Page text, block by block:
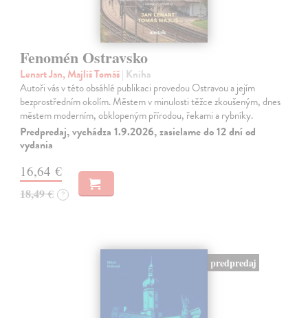
Fenomén Ostravsko
Lenart Jan, Majliš Tomáš| Kniha
Autoři vás v této obsáhlé publikaci provedou Ostravou a jejím
bezprostředním okolím. Městem v minulosti těžce zkoušeným, dnes
městem moderním, obklopeným přírodou, řekami a rybníky.
Predpredaj, vychádza 1.9.2026, zasielame do 12 dní od
vydania
16,64 €
18,49 € ?
predpredaj